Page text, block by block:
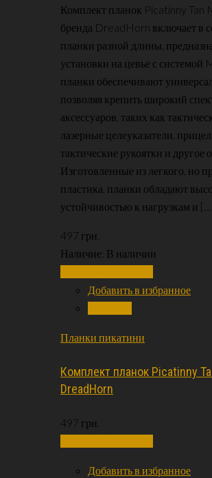
Комплект планок Picatinny Tan
бренда DreadHorn включает в
планки разной длины,
установки на цевье с системой
планки обеспечивают
позволяя крепить широкий
аксессуаров, таких как
лазерные целеуказатели,
тактические рукоятки и другое
Изготовленные из легкого, но
пластика, планки обладают
устойчивостью к нагрузкам и
497 грн.
Наличие: В наличии
Добавить в избранное
Планки пикатини
Комплект планок Picatinny
DreadHorn
497 грн.
Добавить в избранное